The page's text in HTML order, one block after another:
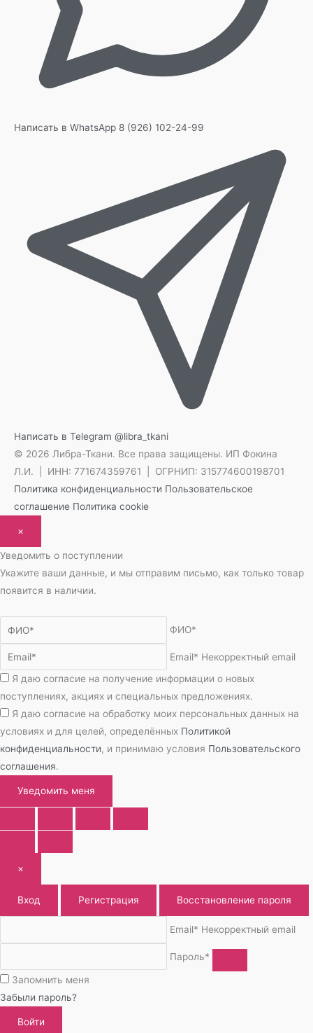
Написать в WhatsApp 8 (926) 102-24-99
Написать в Telegram @libra_tkani
© 2026 Либра-Ткани. Все права защищены. ИП Фокина
Л.И. | ИНН: 771674359761 | ОГРНИП: 315774600198701
Политика конфиденциальности Пользовательское
соглашение Политика cookie
×
Уведомить о поступлении
Укажите ваши данные, и мы отправим письмо, как только товар
появится в наличии.
ФИО*
Email* Некорректный email
Я даю согласие на получение информации о новых
поступлениях, акциях и специальных предложениях.
Я даю согласие на обработку моих персональных данных на
условиях и для целей, определённых Политикой
конфиденциальности, и принимаю условия Пользовательского
соглашения.
Уведомить меня
×
Вход Регистрация Восстановление пароля
Email* Некорректный email
Пароль*
Запомнить меня
Забыли пароль?
Войти